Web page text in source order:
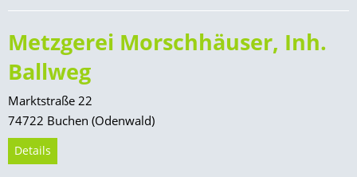
Metzgerei Morschhäuser, Inh.
Ballweg
Marktstraße 22
74722 Buchen (Odenwald)
Details